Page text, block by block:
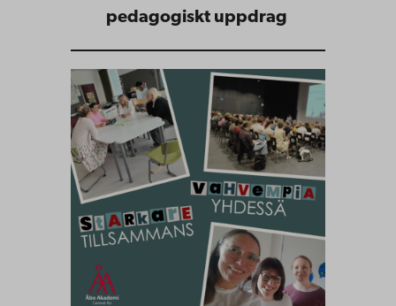
pedagogiskt uppdrag